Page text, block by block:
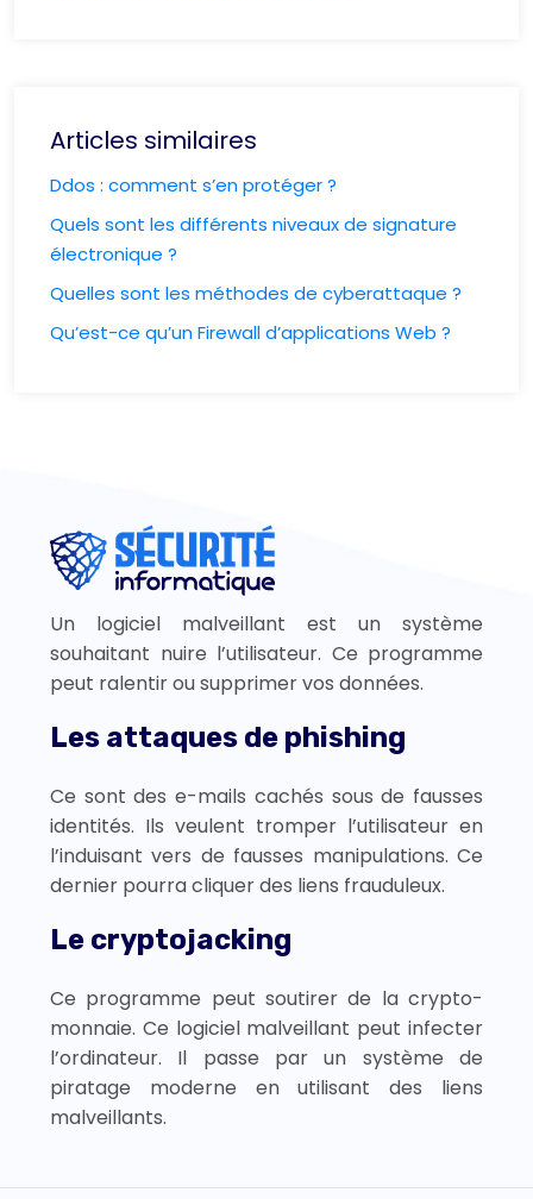
Articles similaires
Ddos : comment s’en protéger ?
Quels sont les différents niveaux de signature
électronique ?
Quelles sont les méthodes de cyberattaque ?
Qu’est-ce qu’un Firewall d’applications Web ?
Un logiciel malveillant est un système
souhaitant nuire l’utilisateur. Ce programme
peut ralentir ou supprimer vos données.
Les attaques de phishing
Ce sont des e-mails cachés sous de fausses
identités. Ils veulent tromper l’utilisateur en
l’induisant vers de fausses manipulations. Ce
dernier pourra cliquer des liens frauduleux.
Le cryptojacking
Ce programme peut soutirer de la crypto-
monnaie. Ce logiciel malveillant peut infecter
l’ordinateur. Il passe par un système de
piratage moderne en utilisant des liens
malveillants.